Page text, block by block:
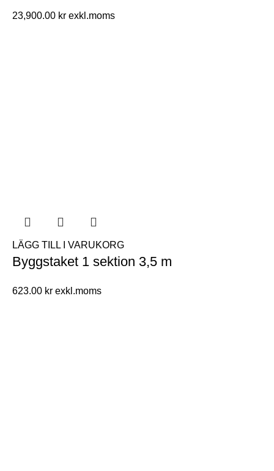
23,900.00 kr
LÄGG TILL I VARUKORG
Byggstaket 1 sektion 3,5 m
623.00 kr